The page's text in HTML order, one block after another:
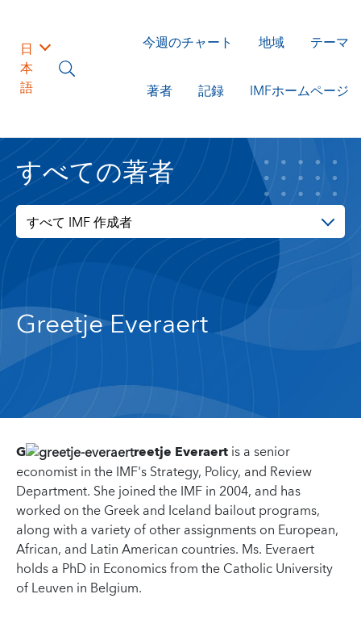
日
本
語
今週のチャート 地域 テーマ
著者 記録 IMFホームページ
すべての著者
すべて IMF 作成者
Greetje Everaert
G reetje Everaertis a senior
economist in the IMF's Strategy, Policy, and Review
Department. She joined the IMF in 2004, and has
worked on the Greek and Iceland bailout programs,
along with a variety of other assignments on European,
African, and Latin American countries. Ms. Everaert
holds a PhD in Economics from the Catholic University
of Leuven in Belgium.